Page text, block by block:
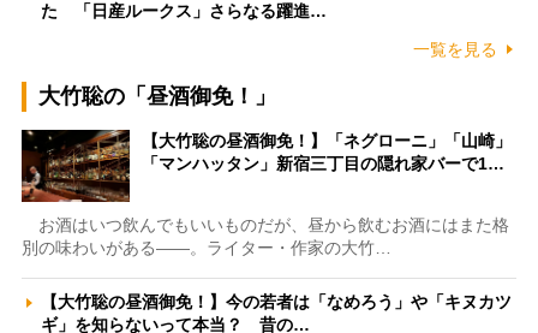
た 「日産ルークス」さらなる躍進…
一覧を見る
大竹聡の「昼酒御免！」
【大竹聡の昼酒御免！】「ネグローニ」「山崎」
「マンハッタン」新宿三丁目の隠れ家バーで1…
お酒はいつ飲んでもいいものだが、昼から飲むお酒にはまた格
別の味わいがある――。ライター・作家の大竹…
【大竹聡の昼酒御免！】今の若者は「なめろう」や「キヌカツ
ギ」を知らないって本当？ 昔の…